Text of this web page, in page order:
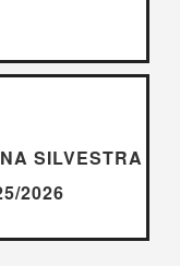
SILVESTRA
2026